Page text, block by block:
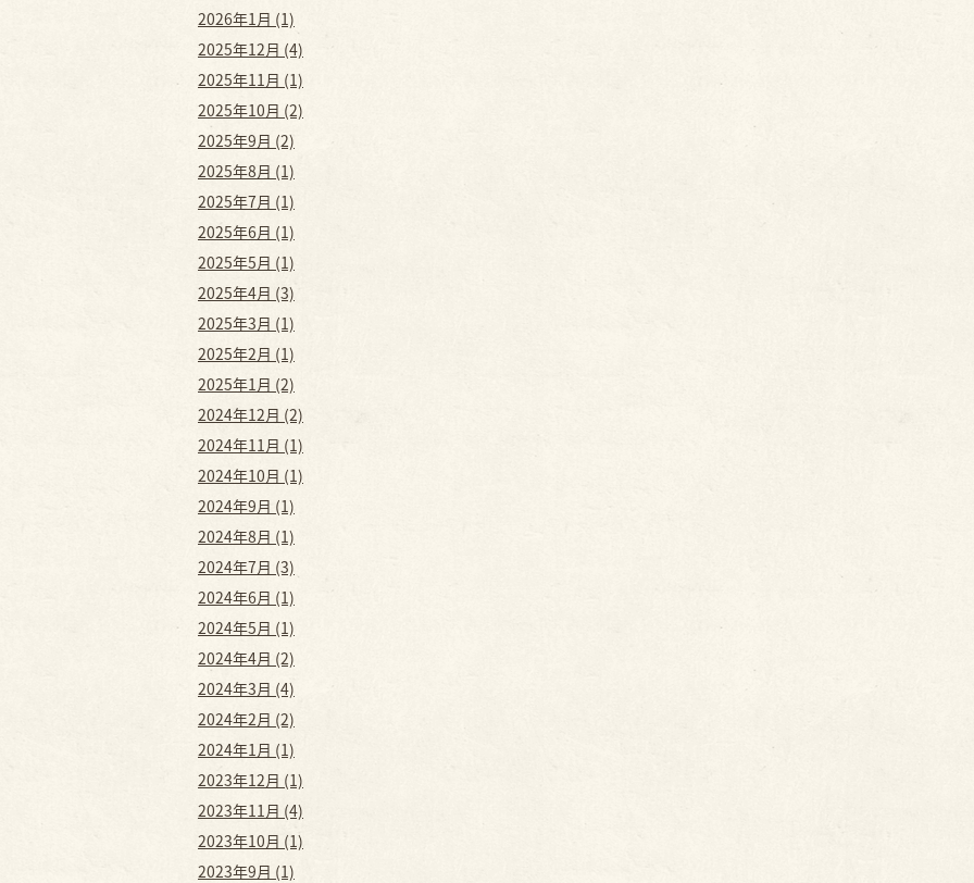
2026年1月 (1)
2025年12月 (4)
2025年11月 (1)
2025年10月 (2)
2025年9月 (2)
2025年8月 (1)
2025年7月 (1)
2025年6月 (1)
2025年5月 (1)
2025年4月 (3)
2025年3月 (1)
2025年2月 (1)
2025年1月 (2)
2024年12月 (2)
2024年11月 (1)
2024年10月 (1)
2024年9月 (1)
2024年8月 (1)
2024年7月 (3)
2024年6月 (1)
2024年5月 (1)
2024年4月 (2)
2024年3月 (4)
2024年2月 (2)
2024年1月 (1)
2023年12月 (1)
2023年11月 (4)
2023年10月 (1)
2023年9月 (1)